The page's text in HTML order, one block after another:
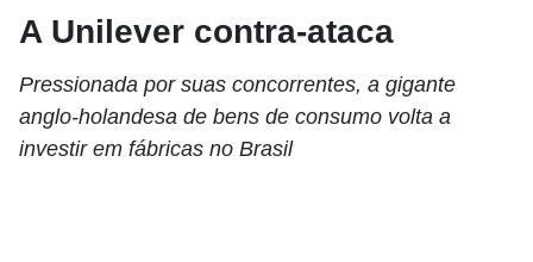
A Unilever contra-ataca
Pressionada por suas concorrentes, a gigante
anglo-holandesa de bens de consumo volta a
investir em fábricas no Brasil